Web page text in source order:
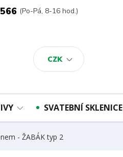
CZK
(Po-Pá, 8-16 hod.)
SVATEBNÍ SKLENICE
- ŽABÁK typ 2